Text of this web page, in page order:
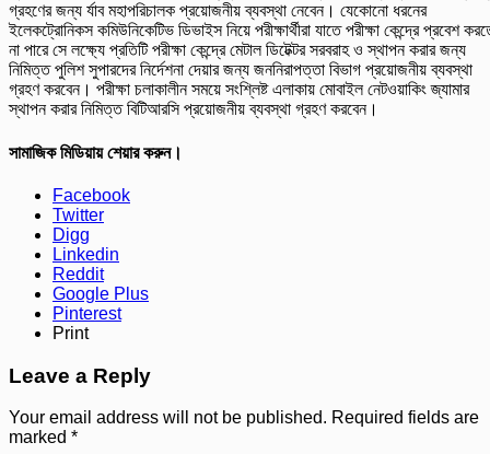
গ্রহণের জন্য র্যাব মহাপরিচালক প্রয়োজনীয় ব্যবস্থা নেবেন। যেকোনো ধরনের
ইলেকট্রোনিকস কমিউনিকেটিভ ডিভাইস নিয়ে পরীক্ষার্থীরা যাতে পরীক্ষা কেন্দ্রে প্রবেশ
না পারে সে লক্ষ্যে প্রতিটি পরীক্ষা কেন্দ্রে মেটাল ডিটেক্টর সরবরাহ ও স্থাপন করার জন্য
নিমিত্ত পুলিশ সুপারদের নির্দেশনা দেয়ার জন্য জননিরাপত্তা বিভাগ প্রয়োজনীয় ব্যবস্থা
গ্রহণ করবেন। পরীক্ষা চলাকালীন সময়ে সংশ্লিষ্ট এলাকায় মোবাইল নেটওয়াকিং জ্যামার
স্থাপন করার নিমিত্ত বিটিআরসি প্রয়োজনীয় ব্যবস্থা গ্রহণ করবেন।
সামাজিক মিডিয়ায় শেয়ার করুন।
Facebook
Twitter
Digg
Linkedin
Reddit
Google Plus
Pinterest
Print
Leave a Reply
Your email address will not be published. Required fields are
marked *